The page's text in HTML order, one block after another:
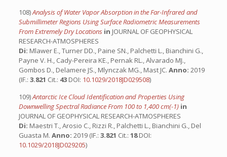
108)Analysis of Water Vapor Absorption in the Far-Infrared and
Submillimeter Regions Using Surface Radiometric Measurements
From Extremely Dry Locations in JOURNAL OF GEOPHYSICAL
RESEARCH-ATMOSPHERES
Di: Mlawer E., Turner DD., Paine SN., Palchetti L., Bianchini G.,
Payne V. H., Cady-Pereira KE., Pernak RL., Alvarado MJ.,
Gombos D., Delamere JS., Mlynczak MG., Mast JC. Anno: 2019
(IF.: 3.821 Cit.: 43 DOI: 10.1029/2018JD029508)
109)Antarctic Ice Cloud Identification and Properties Using
Downwelling Spectral Radiance From 100 to 1,400 cm(-1) in
JOURNAL OF GEOPHYSICAL RESEARCH-ATMOSPHERES
Di: Maestri T., Arosio C., Rizzi R., Palchetti L., Bianchini G., Del
Guasta M. Anno: 2019 (IF.: 3.821 Cit.: 18DOI:
10.1029/2018JD029205)